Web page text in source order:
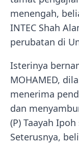
menengah,
INTEC Shah
perubatan di
Isterinya
MOHAMED,
menerima
dan
(P) Taayah
Seterusnya,